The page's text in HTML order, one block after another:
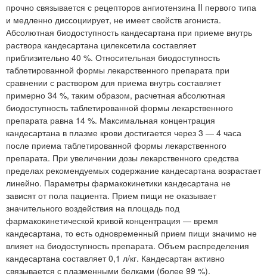
прочно связывается с рецепторов ангиотензина II первого типа
и медленно диссоциирует, не имеет свойств агониста.
Абсолютная биодоступность кандесартана при приеме внутрь
раствора кандесартана цилексетила составляет
приблизительно 40 %. Относительная биодоступность
таблетированной формы лекарственного препарата при
сравнении с раствором для приема внутрь составляет
примерно 34 %, таким образом, расчетная абсолютная
биодоступность таблетированной формы лекарственного
препарата равна 14 %. Максимальная концентрация
кандесартана в плазме крови достигается через 3 — 4 часа
после приема таблетированной формы лекарственного
препарата. При увеличении дозы лекарственного средства
пределах рекомендуемых содержание кандесартана возрастает
линейно. Параметры фармакокинетики кандесартана не
зависят от пола пациента. Прием пищи не оказывает
значительного воздействия на площадь под
фармакокинетической кривой концентрация — время
кандесартана, то есть одновременный прием пищи значимо не
влияет на биодоступность препарата. Объем распределения
кандесартана составляет 0,1 л/кг. Кандесартан активно
связывается с плазменными белками (более 99 %).